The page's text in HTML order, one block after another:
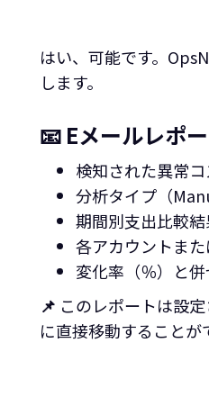
はい、可能です。
します。
📧 Eメールレポ
検知された異常
分析タイプ（
期間別支出比較結
各アカウントま
変化率（％）と
📌 このレポートは設
に直接移動することが